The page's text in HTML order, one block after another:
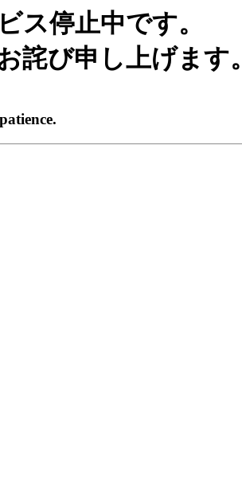
ス停止中です。
詫び申し上げます。